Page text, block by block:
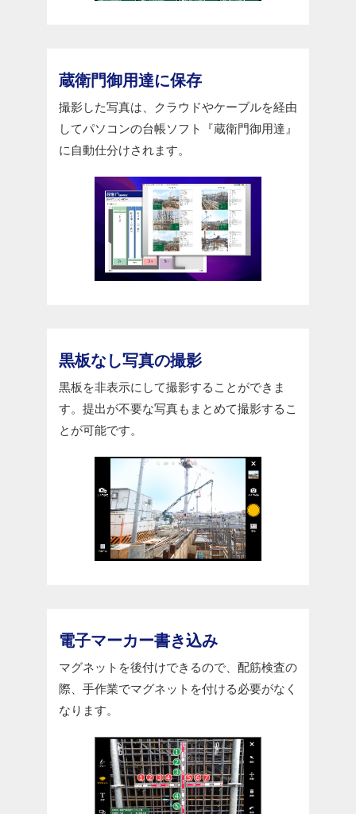
蔵衛門御用達に保存
撮影した写真は、クラウドやケーブルを経由
してパソコンの台帳ソフト『蔵衛門御用達』
に自動仕分けされます。
黒板なし写真の撮影
黒板を非表示にして撮影することができま
す。提出が不要な写真もまとめて撮影するこ
とが可能です。
電子マーカー書き込み
マグネットを後付けできるので、配筋検査の
際、手作業でマグネットを付ける必要がなく
なります。